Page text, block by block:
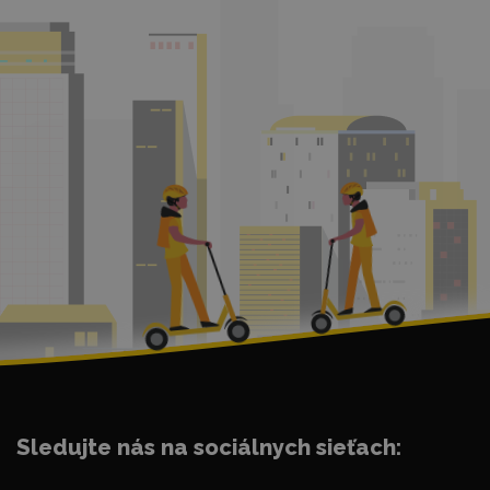
Sledujte nás na sociálnych sieťach: